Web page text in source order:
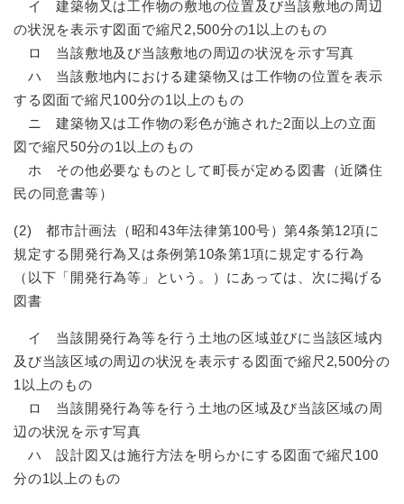
イ 建築物又は工作物の敷地の位置及び当該敷地の周辺
の状況を表示す図面で縮尺2,500分の1以上のもの
ロ 当該敷地及び当該敷地の周辺の状況を示す写真
ハ 当該敷地内における建築物又は工作物の位置を表示
する図面で縮尺100分の1以上のもの
ニ 建築物又は工作物の彩色が施された2面以上の立面
図で縮尺50分の1以上のもの
ホ その他必要なものとして町長が定める図書（近隣住
民の同意書等）
(2) 都市計画法（昭和43年法律第100号）第4条第12項に
規定する開発行為又は条例第10条第1項に規定する行為
（以下「開発行為等」という。）にあっては、次に掲げる
図書
イ 当該開発行為等を行う土地の区域並びに当該区域内
及び当該区域の周辺の状況を表示する図面で縮尺2,500分の
1以上のもの
ロ 当該開発行為等を行う土地の区域及び当該区域の周
辺の状況を示す写真
ハ 設計図又は施行方法を明らかにする図面で縮尺100
分の1以上のもの